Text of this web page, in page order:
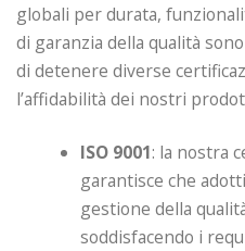
globali per durata,
di garanzia della qualità
di detenere diverse
l’affidabilità dei nostri
ISO 9001: la nostra
garantisce che
gestione della
soddisfacendo i